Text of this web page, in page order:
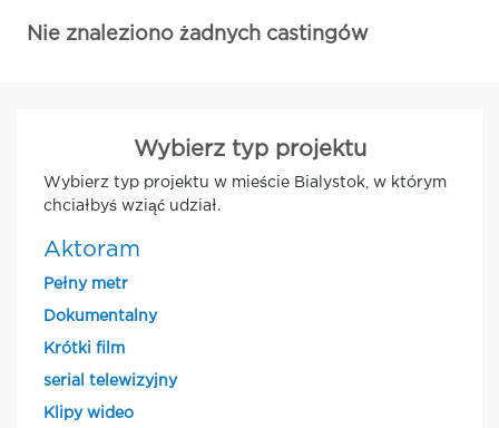
Nie znaleziono żadnych castingów
Wybierz typ projektu
Wybierz typ projektu w mieście Bialystok, w którym
chciałbyś wziąć udział.
Aktoram
Pełny metr
Dokumentalny
Krótki film
serial telewizyjny
Klipy wideo